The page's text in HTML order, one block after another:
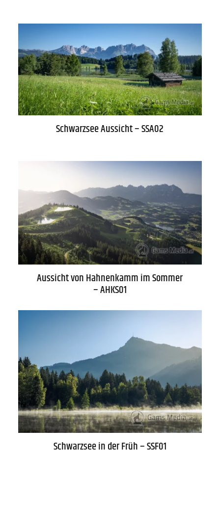
Schwarzsee Aussicht – SSA02
Aussicht von Hahnenkamm im Sommer
– AHKS01
Schwarzsee in der Früh – SSF01